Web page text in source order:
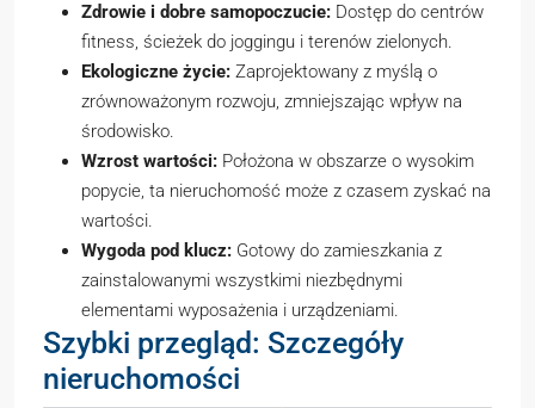
Zdrowie i dobre samopoczucie: Dostęp do centrów
fitness, ścieżek do joggingu i terenów zielonych.
Ekologiczne życie: Zaprojektowany z myślą o
zrównoważonym rozwoju, zmniejszając wpływ na
środowisko.
Wzrost wartości: Położona w obszarze o wysokim
popycie, ta nieruchomość może z czasem zyskać na
wartości.
Wygoda pod klucz: Gotowy do zamieszkania z
zainstalowanymi wszystkimi niezbędnymi
elementami wyposażenia i urządzeniami.
Szybki przegląd: Szczegóły
nieruchomości